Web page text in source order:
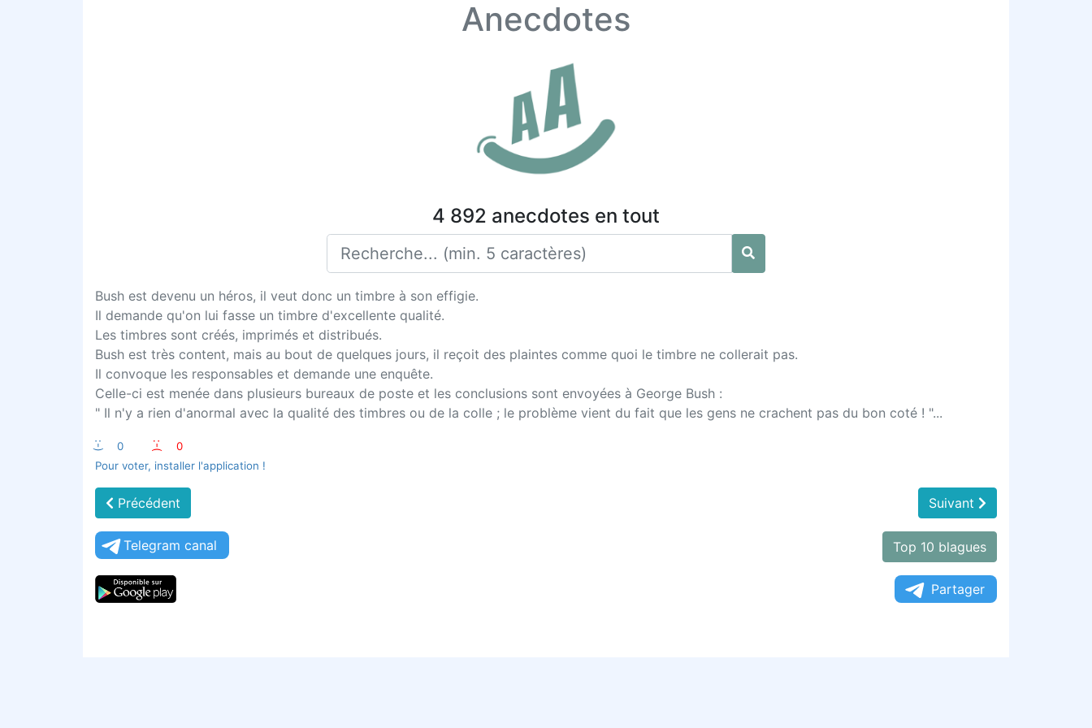
Anecdotes
4 892 anecdotes en tout
Bush est devenu un héros, il veut donc un timbre à son effigie.
Il demande qu'on lui fasse un timbre d'excellente qualité.
Les timbres sont créés, imprimés et distribués.
Bush est très content, mais au bout de quelques jours, il reçoit des plaintes comme quoi le timbre ne collerait pas.
Il convoque les responsables et demande une enquête.
Celle-ci est menée dans plusieurs bureaux de poste et les conclusions sont envoyées à George Bush :
" Il n'y a rien d'anormal avec la qualité des timbres ou de la colle ; le problème vient du fait que les gens ne crachent pas du bon coté ! "...
:-) 0 :-(
0
Pour voter, installer l'application !
Précédent Suivant
Telegram canal Top 10 blagues
Partager